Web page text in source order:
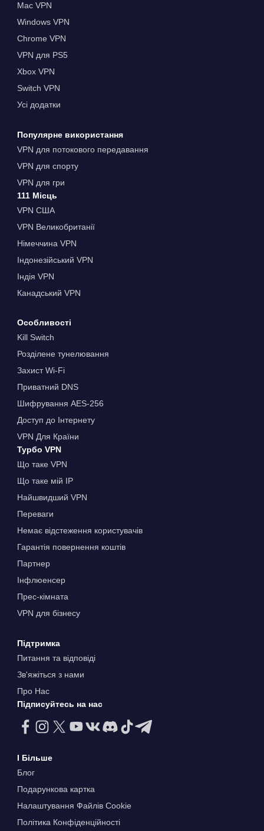
Mac VPN
Windows VPN
Chrome VPN
VPN для PS5
Xbox VPN
Switch VPN
Усі додатки
Популярне використання
VPN для потокового передавання
VPN для спорту
VPN для гри
111 Місць
VPN США
VPN Великобританії
Німеччина VPN
Індонезійський VPN
Індія VPN
Канадський VPN
Особливості
Kill Switch
Розділене тунелювання
Захист Wi-Fi
Приватний DNS
Шифрування AES-256
Доступ до Інтернету
VPN Для Країни
Турбо VPN
Що таке VPN
Що таке мій IP
Найшвидший VPN
Переваги
Немає відстеження користувачів
Гарантія повернення коштів
Партнер
Інфлюенсер
Прес-кімната
VPN для бізнесу
Підтримка
Питання та відповіді
Зв'яжіться з нами
Про Нас
Підписуйтесь на нас
І Більше
Блог
Подарункова картка
Налаштування Файлів Сookie
Політика Конфіденційності